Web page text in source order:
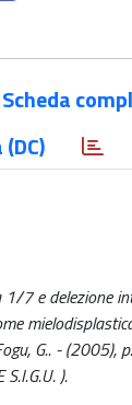
Scheda
1/7 e delezione
G.. - (2005),
S.I.G.U. ).